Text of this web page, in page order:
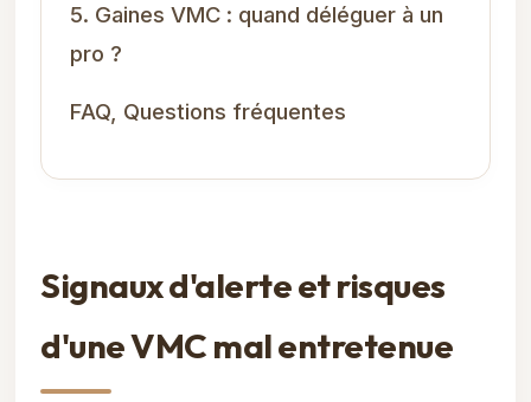
5. Gaines VMC : quand déléguer à un
pro ?
FAQ, Questions fréquentes
Signaux d'alerte et risques
d'une VMC mal entretenue